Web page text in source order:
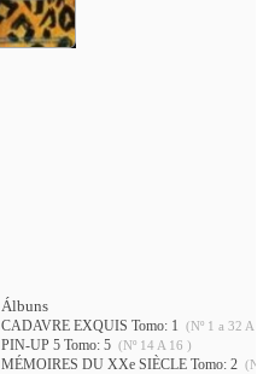
Álbuns
CADAVRE EXQUIS Tomo: 1 (Nº 1 a 32 A
PIN-UP 5 Tomo: 5 (Nº 14 A 16 )
MÉMOIRES DU XXe SIÈCLE Tomo: 2 (Nº